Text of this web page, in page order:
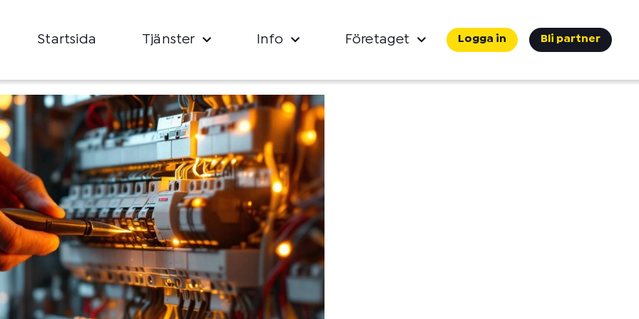
Startsida Tjänster Info Företaget Logga in Bli partner